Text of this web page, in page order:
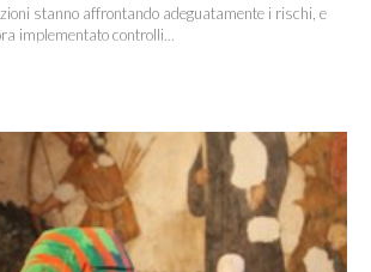
stanno affrontando adeguatamente i rischi, e
implementato controlli...